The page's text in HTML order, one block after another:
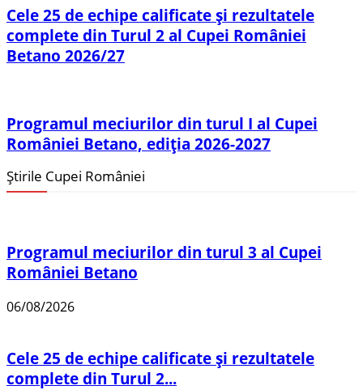
Cele 25 de echipe calificate și rezultatele
complete din Turul 2 al Cupei României
Betano 2026/27
Programul meciurilor din turul I al Cupei
României Betano, ediția 2026-2027
Știrile Cupei României
Programul meciurilor din turul 3 al Cupei
României Betano
06/08/2026
Cele 25 de echipe calificate și rezultatele
complete din Turul 2...